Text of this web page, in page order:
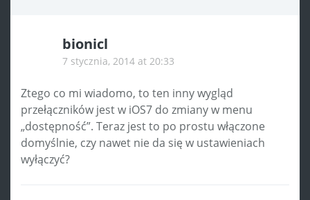
bionicl
7 stycznia, 2014 at 20:33
Ztego co mi wiadomo, to ten inny wygląd
przełączników jest w iOS7 do zmiany w menu
„dostępność”. Teraz jest to po prostu włączone
domyślnie, czy nawet nie da się w ustawieniach
wyłączyć?